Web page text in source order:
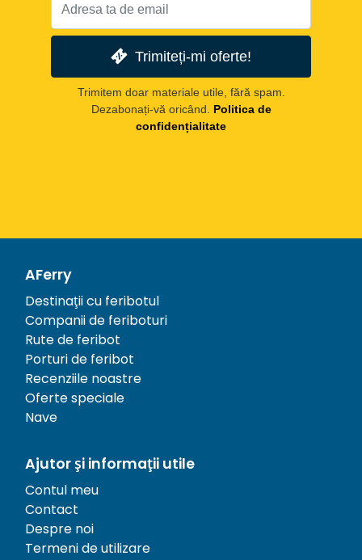
Trimiteți-mi oferte!
Trimitem doar materiale utile, fără spam.
Dezabonați-vă oricând.
Politica de
confidențialitate
AFerry
Destinații cu feribotul
Companii de feriboturi
Rute de feribot
Porturi de feribot
Recenziile noastre
Oferte speciale
Nave
Ajutor și informații utile
Contul meu
Contact
Despre noi
Termeni de utilizare